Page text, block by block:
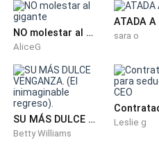
manera protectora antes
una mirada llena de
—Eres una bruta, como tu
llegas a lastimar a mi hijo la
—¿A tu hijo? —indagó
revisábamos juntos la lista
NO molestar al gigante
AliceG
ATADA A
sara o
SU MÁS DULCE VENGANZA. (El inimaginable regreso).
Betty Williams
Leslie g